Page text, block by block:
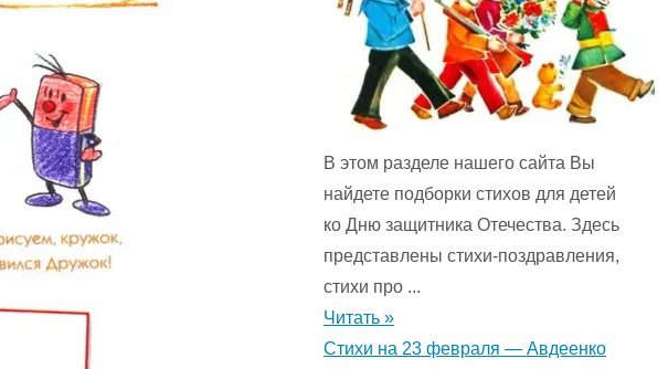
В этом разделе нашего сайта Вы
найдете подборки стихов для детей
ко Дню защитника Отечества. Здесь
представлены стихи-поздравления,
стихи про ...
Читать »
Стихи на 23 февраля — Авдеенко